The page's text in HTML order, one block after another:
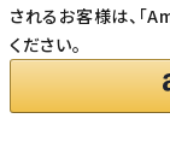
されるお客様は、「
ください。